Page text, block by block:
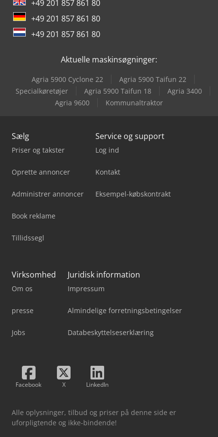
Scm Olimpic K 360
Scm Profiset 40
Scm Startech Cn Plus
Scm Startech Cn V
Scm Superset Nt
+49 201 857 861 80
+49 201 857 861 80
+49 201 857 861 80
Aktuelle maskinsøgninger:
Agria 5900 Cyclone 22
Agria 5900 Taifun 22
Specialkøretøjer
Agria 5900 Taifun 18
Agria 3400
Agria 9600
Kommunaltraktor
Sælg
Priser og takster
Oprette annoncer
Administrer annoncer
Book reklame
Tillidssegl
Service og support
Log ind
Kontakt
Eksempel-købskontrakt
Virksomhed
Om os
presse
Jobs
Juridisk information
Impressum
Almindelige forretningsbetingelser
Databeskyttelseserklæring
Facebook X LinkedIn
Alle oplysninger, tilbud og priser på denne side er
uforpligtende og ikke-bindende!